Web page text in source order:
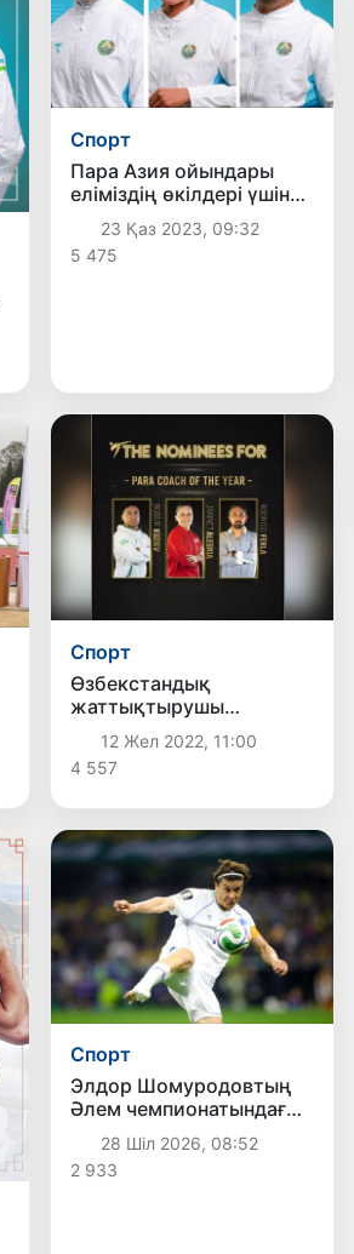
Спорт
Пара Азия ойындары
еліміздің өкілдері үшін
сәтті басталды
23 Қаз 2023, 09:32
5 475
Спорт
Өзбекстандық
жаттықтырушы
«Жылдың үздік
жаттықтырушысы»
атанды
12 Жел 2022, 11:00
4 557
Спорт
Элдор Шомуродовтың
Әлем чемпионатындағы
голы FIFA тарапынан
өткізілген «Турнирдің ең
әдемі голы»
28 Шіл 2026, 08:52
2 933